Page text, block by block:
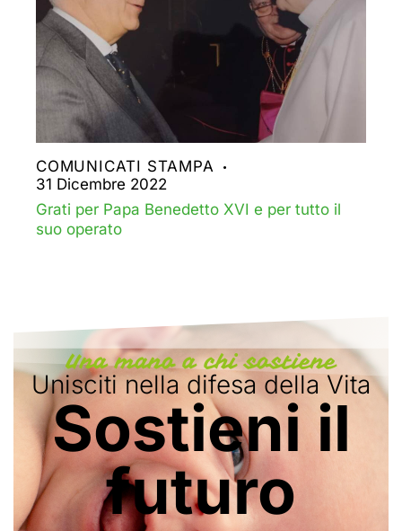
COMUNICATI STAMPA
31 Dicembre 2022
Grati per Papa Benedetto XVI e per tutto il
suo operato
Una mano a chi sostiene
Unisciti nella difesa della Vita
Sostieni il
futuro